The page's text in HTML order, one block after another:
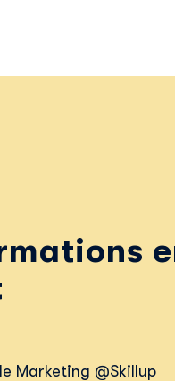
Marketing @Skillup